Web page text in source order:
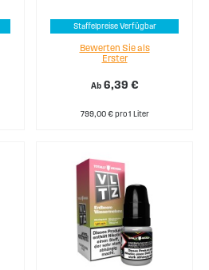
Staffelpreise Verfügbar
Ab 6,39 €
Bewerten Sie als
Erster
799,00 € pro 1 Liter